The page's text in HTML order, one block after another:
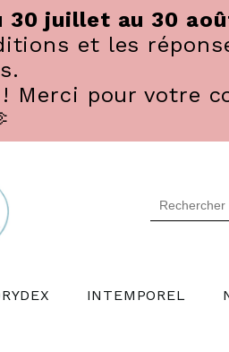
30 juillet au 30
et les
Merci pour votre
INTEMPOREL